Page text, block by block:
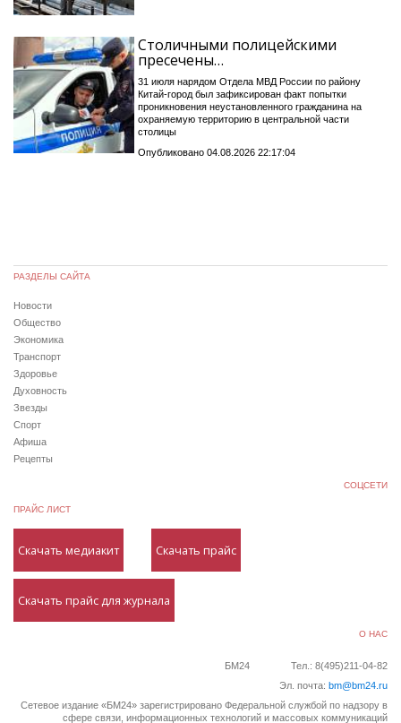
Столичными полицейскими
пресечены…
31 июля нарядом Отдела МВД России по району
Китай-город был зафиксирован факт попытки
проникновения неустановленного гражданина на
охраняемую территорию в центральной части
столицы
Опубликовано 04.08.2026 22:17:04
РАЗДЕЛЫ САЙТА
Новости
Общество
Экономика
Транспорт
Здоровье
Духовность
Звезды
Спорт
Афиша
Рецепты
СОЦСЕТИ
ПРАЙС ЛИСТ
Скачать медиакит Скачать прайс
Скачать прайс для журнала
О НАС
БМ24
Тел.: 8(495)211-04-82
Эл. почта: bm@bm24.ru
Сетевое издание «БМ24» зарегистрировано Федеральной службой по надзору в
сфере связи, информационных технологий и массовых коммуникаций